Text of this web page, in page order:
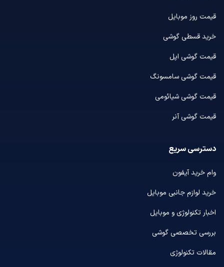
قیمت روز موبایل
خرید قسطی گوشی
قیمت گوشی اپل
قیمت گوشی سامسونگ
قیمت گوشی شیائومی
قیمت گوشی آنر
دسترسی سریع
وام خرید آیفون
خرید لوازم جانبی موبایل
اخبار تکنولوژی و موبایل
بررسی تخصصی گوشی
مقالات تکنولوژی